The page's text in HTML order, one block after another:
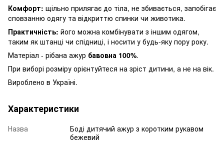
Комфорт: щільно прилягає до тіла, не збивається, запобігає
сповзанню одягу та відкриттю спинки чи животика.
Практичність: його можна комбінувати з іншим одягом,
таким як штанці чи спідниці, і носити у будь-яку пору року.
Матеріал - рібана ажур бавовна 100%.
При виборі розміру орієнтуйтеся на зріст дитини, а не на вік.
Вироблено в Україні.
Характеристики
Назва
Боді дитячий ажур з коротким рукавом
бежевий